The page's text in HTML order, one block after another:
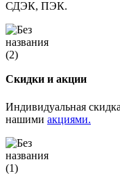
СДЭК, ПЭК.
Скидки и акции
Индивидуальная
нашими акциями.